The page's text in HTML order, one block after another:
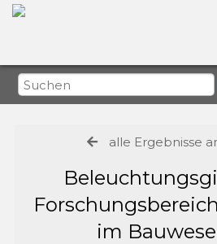
alle Ergebnisse
im